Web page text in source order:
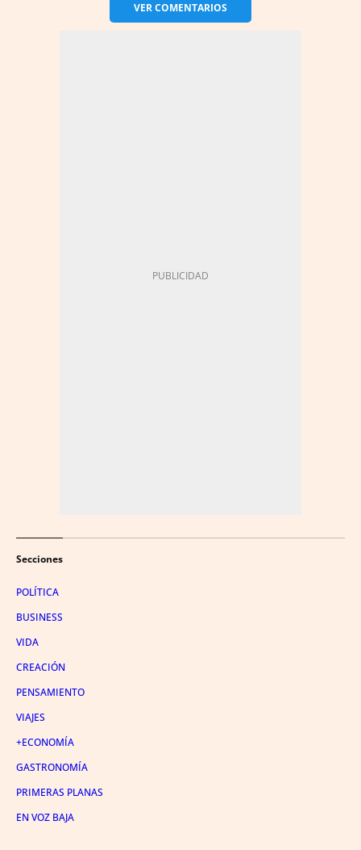
VERCOMENTARIOS
Secciones
POLÍTICA
BUSINESS
VIDA
CREACIÓN
PENSAMIENTO
VIAJES
+ECONOMÍA
GASTRONOMÍA
PRIMERAS PLANAS
EN VOZ BAJA